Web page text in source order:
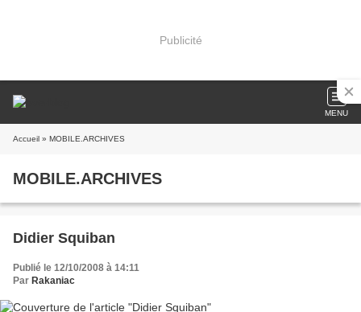
Publicité
MENU
Accueil » MOBILE.ARCHIVES
MOBILE.ARCHIVES
Didier Squiban
Publié le 12/10/2008 à 14:11
Par Rakaniac